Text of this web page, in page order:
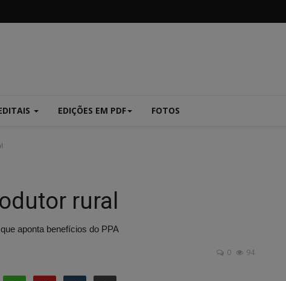
EDIÇÕES EM PDF FOTOS
rural
aponta benefícios do PPA
0 94